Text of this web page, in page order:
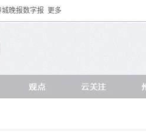
城晚报数字报 更多